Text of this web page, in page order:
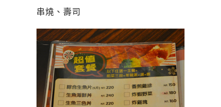
串燒、壽司